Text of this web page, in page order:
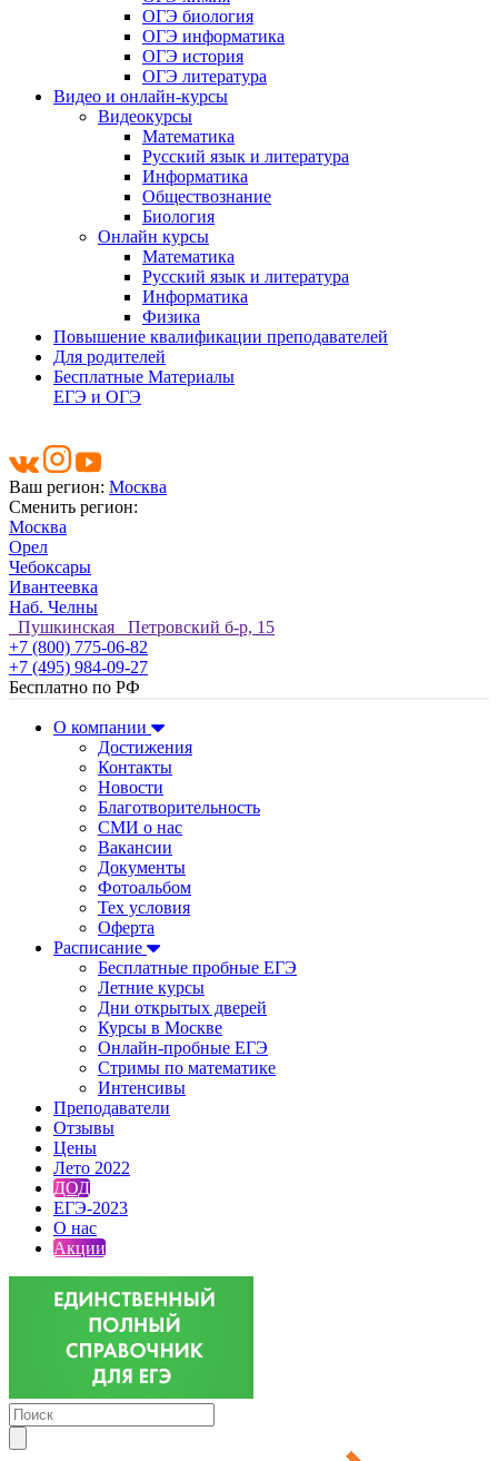
ОГЭ биология
ОГЭ информатика
ОГЭ история
ОГЭ литература
Видео и онлайн-курсы
Видеокурсы
Математика
Русский язык и литература
Информатика
Обществознание
Биология
Онлайн курсы
Математика
Русский язык и литература
Информатика
Физика
Повышение квалификации преподавателей
Для родителей
Бесплатные Материалы
ЕГЭ и ОГЭ
Ваш регион: Москва
Сменить регион:
Москва
Орел
Чебоксары
Ивантеевка
Наб. Челны
Пушкинская Петровский б-р, 15
+7 (800) 775-06-82
+7 (495) 984-09-27
Бесплатно по РФ
О компании
Достижения
Контакты
Новости
Благотворительность
СМИ о нас
Вакансии
Документы
Фотоальбом
Тех условия
Оферта
Расписание
Бесплатные пробные ЕГЭ
Летние курсы
Дни открытых дверей
Курсы в Москве
Онлайн-пробные ЕГЭ
Стримы по математике
Интенсивы
Преподаватели
Отзывы
Цены
Лето 2022
ДОД
ЕГЭ-2023
О нас
Акции